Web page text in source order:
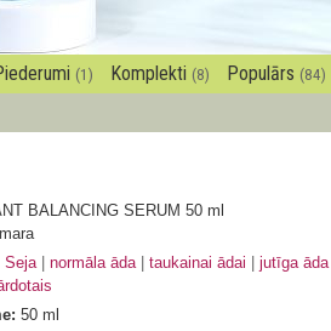
(1) Komplekti (8) Populārs (84)
BALANCING SERUM 50 ml
Seja normāla āda taukainai ādai jutīga āda
50 ml